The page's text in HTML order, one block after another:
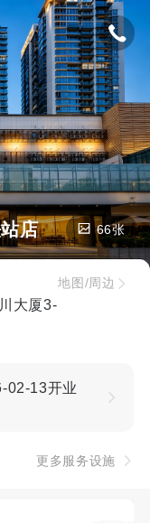
店 66张
大厦3-
地图/周边
02-13开业
更多服务设施